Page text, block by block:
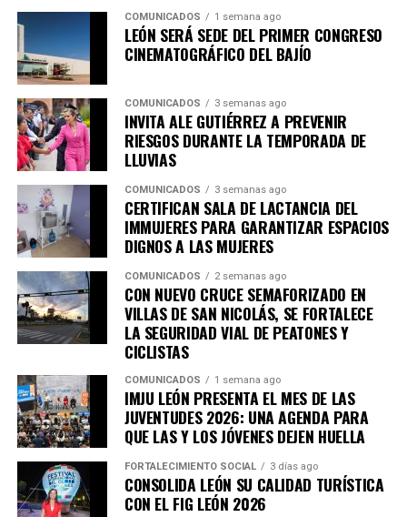
estrategias para mantener la competitividad.
Destacó que el conocimiento desarrollado durante
décadas en el sector cuero-calzado hoy permite generar
oportunidades en industrias como la automotriz,
aeronáutica, mobiliario, moda y manufactura avanzada,
reflejando la capacidad de adaptación de las empresas
proveedoras.
“Es el momento de seguir buscando las nuevas
oportunidades y desarrollar estrategias para
enfrentar lo que hoy vive la industria, No queremos
dejar pasar ninguna oportunidad para APIMEX y
para México; la buena noticia es que nuestra
industria también ha evolucionado” destacó.
especialistas y representantes del sector productivo,
DIVEX 2026 reafirma a León como un referente
nacional en innovación industrial, impulsando una
proveeduría cada vez más competitiva, diversificada y
preparada para conquistar nuevos mercados.
COMUNICADOS 1 semana ago
LEÓN SERÁ SEDE DEL PRIMER CONGRESO
CINEMATOGRÁFICO DEL BAJÍO
COMUNICADOS 3 semanas ago
INVITA ALE GUTIÉRREZ A PREVENIR
RIESGOS DURANTE LA TEMPORADA DE
LLUVIAS
COMUNICADOS 3 semanas ago
CERTIFICAN SALA DE LACTANCIA DEL
IMMUJERES PARA GARANTIZAR ESPACIOS
DIGNOS A LAS MUJERES
COMUNICADOS 2 semanas ago
CON NUEVO CRUCE SEMAFORIZADO EN
VILLAS DE SAN NICOLÁS, SE FORTALECE
LA SEGURIDAD VIAL DE PEATONES Y
CICLISTAS
COMUNICADOS 1 semana ago
IMJU LEÓN PRESENTA EL MES DE LAS
JUVENTUDES 2026: UNA AGENDA PARA
QUE LAS Y LOS JÓVENES DEJEN HUELLA
FORTALECIMIENTO SOCIAL 3 días ago
CONSOLIDA LEÓN SU CALIDAD TURÍSTICA
CON EL FIG LEÓN 2026